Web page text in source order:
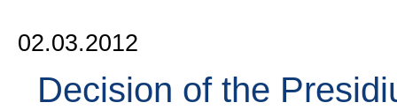
02.03.2012
Decision of the